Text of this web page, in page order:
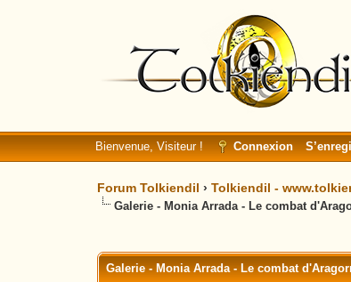
Bienvenue, Visiteur ! Connexion
Forum Tolkiendil ›Tolkiendil -
Galerie - Monia Arrada - Le combat
Galerie - Monia Arrada - Le combat